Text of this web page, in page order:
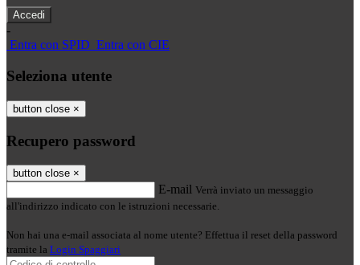
-
Entra con SPID Entra con CIE
Seleziona utente
button close ×
Recupero password
button close ×
E-mail Verrà inviato un messaggio
all'indirizzo indicato con le istruzioni necessarie.
Non hai una e-mail associata al nome utente? Effettua il reset della password
tramite la Login Spaggiari